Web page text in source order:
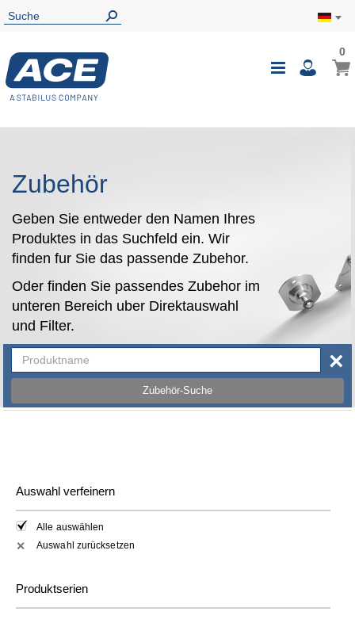
00
Zubehör
Geben Sie entweder den Namen Ihres
Produktes in das Suchfeld ein. Wir
finden fur Sie das passende Zubehor.
Oder finden Sie passendes Zubehor im
unteren Bereich uber Direktauswahl
und Filter.
Zubehör-Suche
×
Auswahl verfeinern
Alle auswählen
✕ Auswahl zurücksetzen
Produktserien